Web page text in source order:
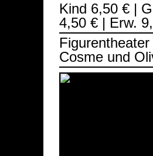
Kind 6,50 € |
4,50 € | Erw.
Cosme und